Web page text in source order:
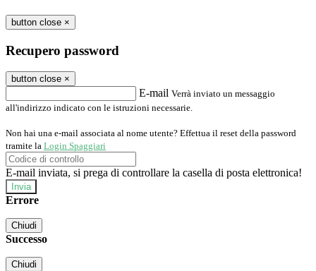
button close ×
Recupero password
button close ×
E-mail Verrà inviato un messaggio
all'indirizzo indicato con le istruzioni necessarie.
Non hai una e-mail associata al nome utente? Effettua il reset della password
tramite la Login Spaggiari
E-mail inviata, si prega di controllare la casella di posta elettronica!
Errore
Chiudi
Successo
Chiudi